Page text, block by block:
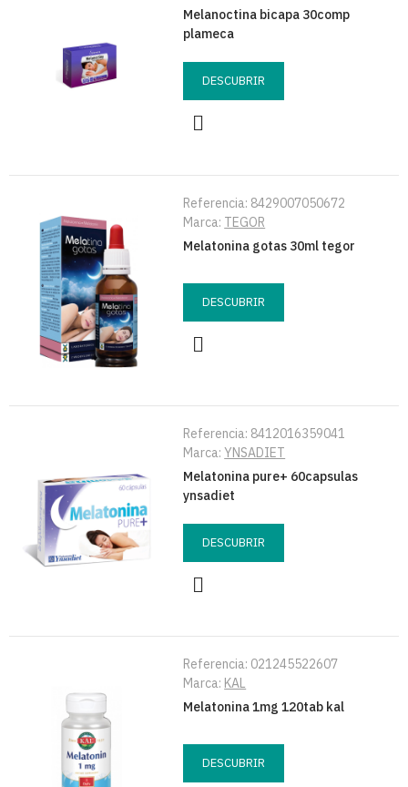
Melanoctina bicapa 30comp
plameca
DESCUBRIR
Referencia: 8429007050672
Marca: TEGOR
Melatonina gotas 30ml tegor
DESCUBRIR
Referencia: 8412016359041
Marca:YNSADIET
Melatonina pure+ 60capsulas
ynsadiet
DESCUBRIR
Referencia: 021245522607
Marca: KAL
Melatonina 1mg 120tab kal
DESCUBRIR